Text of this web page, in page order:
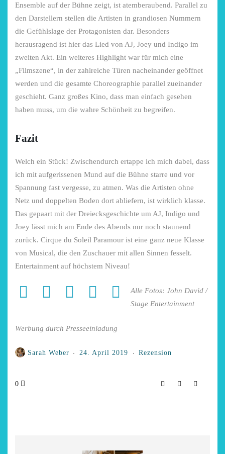
Ensemble auf der Bühne zeigt, ist atemberaubend. Parallel zu
den Darstellern stellen die Artisten in grandiosen Nummern
die Gefühlslage der Protagonisten dar. Besonders
herausragend ist hier das Lied von AJ, Joey und Indigo im
zweiten Akt. Ein weiteres Highlight war für mich eine
„Filmszene“, in der zahlreiche Türen nacheinander geöffnet
werden und die gesamte Choreographie parallel zueinander
geschieht. Ganz großes Kino, dass man einfach gesehen
haben muss, um die wahre Schönheit zu begreifen.
Fazit
Welch ein Stück! Zwischendurch ertappe ich mich dabei, dass
ich mit aufgerissenen Mund auf die Bühne starre und vor
Spannung fast vergesse, zu atmen. Was die Artisten ohne
Netz und doppelten Boden dort abliefern, ist wirklich klasse.
Das gepaart mit der Dreiecksgeschichte um AJ, Indigo und
Joey lässt mich am Ende des Abends nur noch staunend
zurück. Cirque du Soleil Paramour ist eine ganz neue Klasse
von Musical, die den Zuschauer mit allen Sinnen fesselt.
Entertainment auf höchstem Niveau!
Alle Fotos: John David /
Stage Entertainment
Werbung durch Presseeinladung
Sarah Weber 24. April 2019 Rezension
0